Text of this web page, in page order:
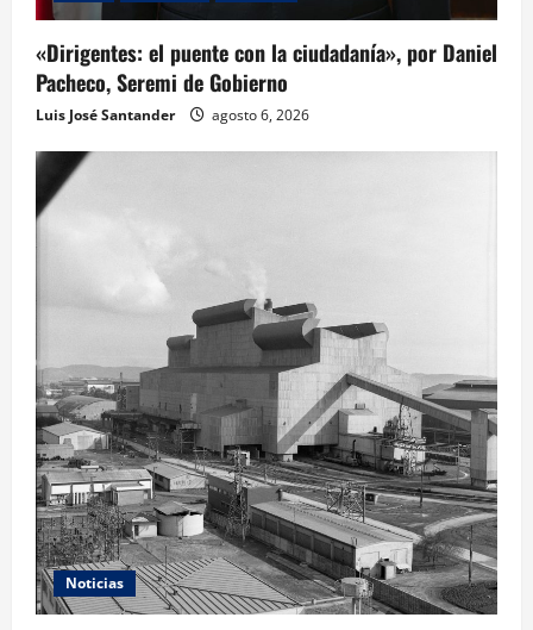
«Dirigentes: el puente con la ciudadanía», por Daniel
Pacheco, Seremi de Gobierno
Luis José Santander agosto 6, 2026
Noticias